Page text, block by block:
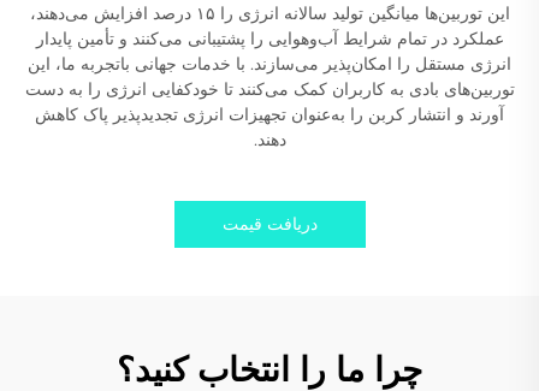
این توربین‌ها میانگین تولید سالانه انرژی را ۱۵ درصد افزایش می‌دهند،
عملکرد در تمام شرایط آب‌وهوایی را پشتیبانی می‌کنند و تأمین پایدار
انرژی مستقل را امکان‌پذیر می‌سازند. با خدمات جهانی باتجربه ما، این
توربین‌های بادی به کاربران کمک می‌کنند تا خودکفایی انرژی را به دست
آورند و انتشار کربن را به‌عنوان تجهیزات انرژی تجدیدپذیر پاک کاهش
دهند.
دریافت قیمت
چرا ما را انتخاب کنید؟